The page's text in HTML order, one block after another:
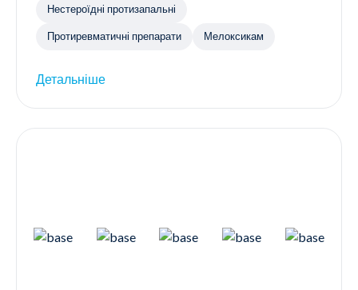
Нестероїдні протизапальні
Протиревматичні препарати Мелоксикам
Детальніше